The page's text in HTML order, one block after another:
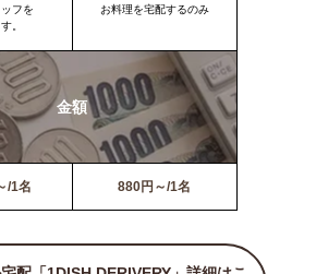
フを
。
お料理を宅配するのみ
金額
/1名 880円～/1名